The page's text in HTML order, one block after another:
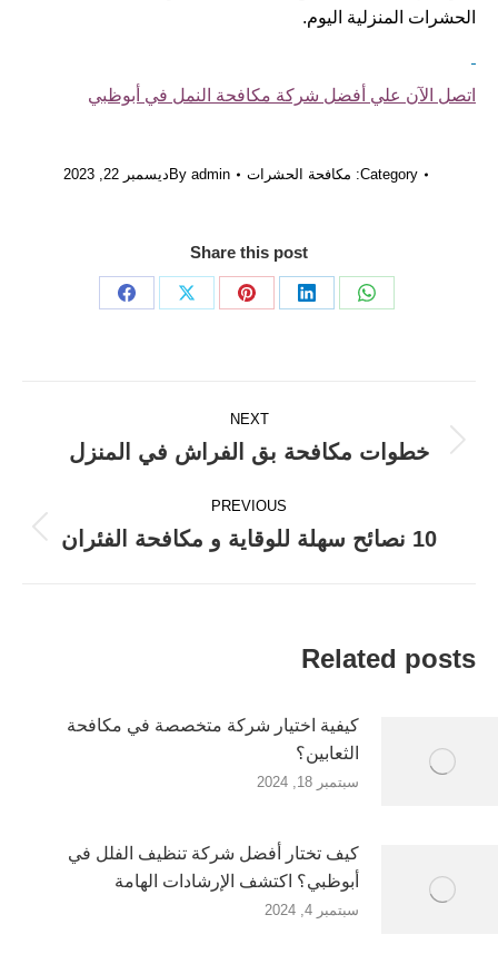
الحشرات المنزلية اليوم.
اتصل الآن علي أفضل شركة مكافحة النمل في أبوظبي
Category: مكافحة الحشرات By admin ديسمبر 22, 2023
Share this post
Share
Share
Share
Share
Share
navigation
PREVIOUS
Previous
10 نصائح سهلة للوقاية و مكافحة الفئران
NEXT
Next
خطوات مكافحة بق الفراش في المنزل
Related posts
كيفية اختيار شركة متخصصة في مكافحة
الثعابين؟
سبتمبر 18, 2024
كيف تختار أفضل شركة تنظيف الفلل في
أبوظبي؟ اكتشف الإرشادات الهامة
سبتمبر 4, 2024